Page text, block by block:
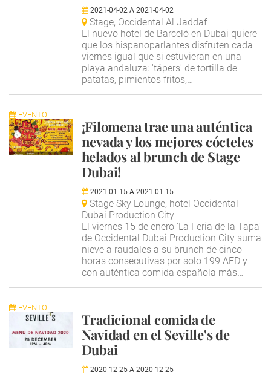
2021-04-02A 2021-04-02
Stage, Occidental Al Jaddaf
El nuevo hotel de Barceló en Dubai quiere
que los hispanoparlantes disfruten cada
viernes igual que si estuvieran en una
playa andaluza: 'tápers' de tortilla de
patatas, pimientos fritos,…
EVENTO
¡Filomena trae una auténtica
nevada y los mejores cócteles
helados al brunch de Stage
Dubai!
2021-01-15A 2021-01-15
Stage Sky Lounge, hotel Occidental
Dubai Production City
El viernes 15 de enero 'La Feria de la Tapa'
de Occidental Dubai Production City suma
nieve a raudales a su brunch de cinco
horas consecutivas por solo 199 AED y
con auténtica comida española más…
EVENTO
Tradicional comida de
Navidad en el Seville's de
Dubai
2020-12-25A 2020-12-25